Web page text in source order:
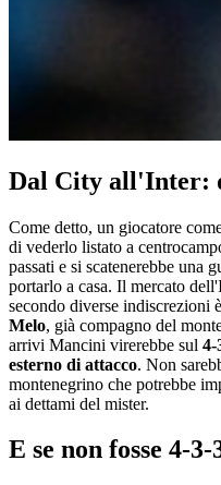
Dal City all'Inter:
Come detto, un giocatore
di vederlo listato a
passati e si scatenerebbe una
portarlo a casa. Il mercato
secondo diverse indiscrezioni
Melo, già compagno del
arrivi Mancini virerebbe sul 4-
esterno di attacco. Non
montenegrino che potrebbe
ai dettami del mister.
E se non fosse 4-3-